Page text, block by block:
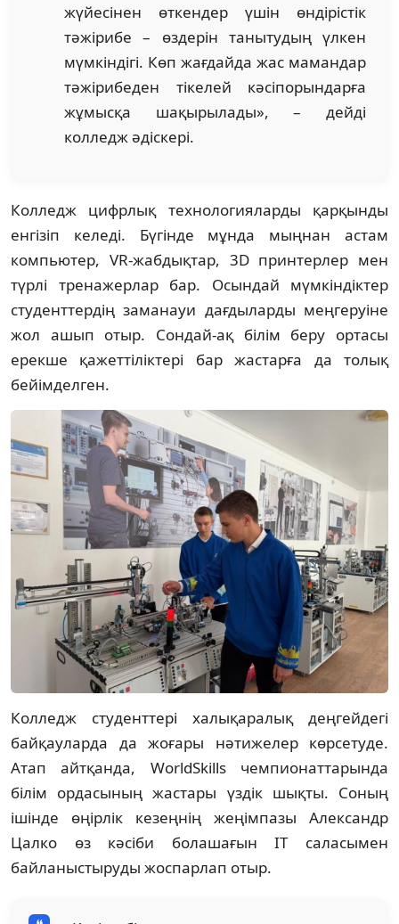
жүйесінен өткендер үшін өндірістік
тәжірибе – өздерін танытудың үлкен
мүмкіндігі. Көп жағдайда жас мамандар
тәжірибеден тікелей кәсіпорындарға
жұмысқа шақырылады», – дейді
колледж әдіскері.
Колледж цифрлық технологияларды қарқынды
енгізіп келеді. Бүгінде мұнда мыңнан астам
компьютер, VR-жабдықтар, 3D принтерлер мен
түрлі тренажерлар бар. Осындай мүмкіндіктер
студенттердің заманауи дағдыларды меңгеруіне
жол ашып отыр. Сондай-ақ білім беру ортасы
ерекше қажеттіліктері бар жастарға да толық
бейімделген.
Колледж студенттері халықаралық деңгейдегі
байқауларда да жоғары нәтижелер көрсетуде.
Атап айтқанда, WorldSkills чемпионаттарында
білім ордасының жастары үздік шықты. Соның
ішінде өңірлік кезеңнің жеңімпазы Александр
Цалко өз кәсіби болашағын IT саласымен
байланыстыруды жоспарлап отыр.